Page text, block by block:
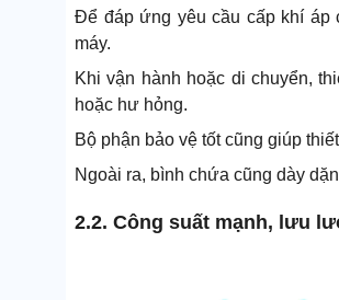
Để đáp ứng yêu cầu cấp khí áp
máy.
Khi vận hành hoặc di chuyển,
hoặc hư hỏng.
Bộ phận bảo vệ tốt cũng giúp
Ngoài ra, bình chứa cũng dày
2.2. Công suất mạnh, lưu